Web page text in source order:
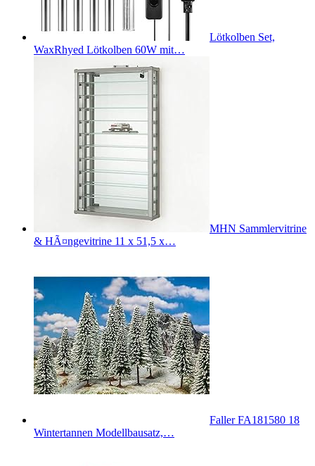
Lötkolben Set,
WaxRhyed Lötkolben 60W mit…
MHN Sammlervitrine
& HÃ¤ngevitrine 11 x 51,5 x…
Faller FA181580 18
Wintertannen Modellbausatz,…